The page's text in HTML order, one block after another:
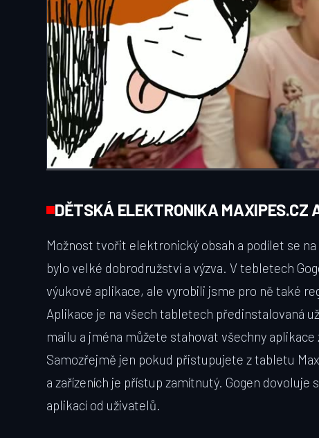
DĚTSKÁ ELEKTRONIKA MAXIPES.CZ
Možnost tvořit elektronický obsah a podílet se
bylo velké dobrodružství a výzva. V tebletech
výukové aplikace, ale vyrobili jsme pro ně také
Aplikace je na všech tabletech předinstalovaná
mailu a jména můžete stahovat všechny aplikace
Samozřejmě jen pokud přistupujete z tabletu
a zařízeních je přístup zamítnutý. Gogen
aplikací od uživatelů.